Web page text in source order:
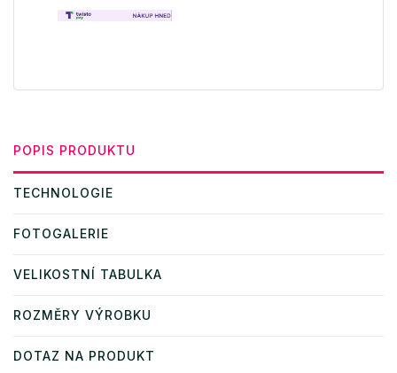
POPIS PRODUKTU
TECHNOLOGIE
FOTOGALERIE
VELIKOSTNÍ TABULKA
ROZMĚRY VÝROBKU
DOTAZ NA PRODUKT